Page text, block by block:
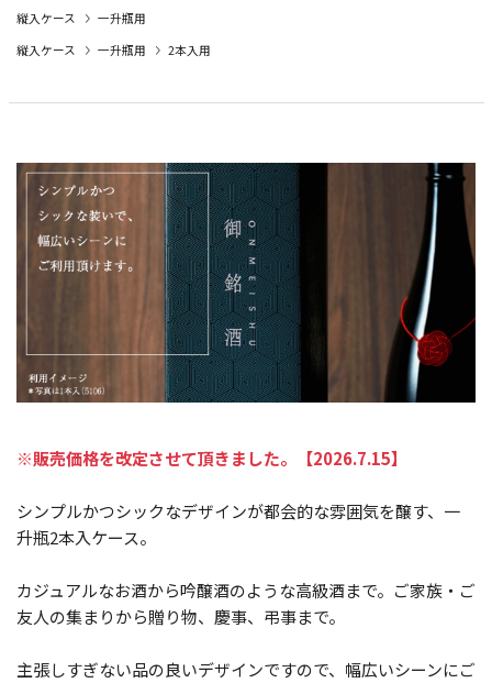
縦入ケース
一升瓶用
縦入ケース
一升瓶用 2本入用
※販売価格を改定させて頂きました。【2026.7.15】
シンプルかつシックなデザインが都会的な雰囲気を醸す、一
升瓶2本入ケース。
カジュアルなお酒から吟醸酒のような高級酒まで。ご家族・ご
友人の集まりから贈り物、慶事、弔事まで。
主張しすぎない品の良いデザインですので、幅広いシーンにご